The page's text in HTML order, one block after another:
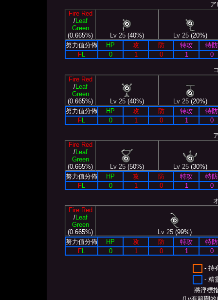
Fire Red
/Leaf
Green
(0.665%)
Lv 25 (40%) Lv 25 (20%)
努力值分佈
HP 攻 防 特攻
特防
FL 0 1 0 1 0
Fire Red
/Leaf
Green
(0.665%)
Lv 25 (40%) Lv 25 (20%)
努力值分佈
HP 攻 防 特攻
特防
FL 0 1 0 1 0
Fire Red
/Leaf
Green
(0.665%)
Lv 25 (50%) Lv 25 (30%)
努力值分佈
HP 攻 防 特攻
特防
F
0 1 0 1 0
Fire Red
/Leaf
Green
(0.665%)
Lv 25(99%)
努力值分佈
HP 攻 防 特攻
特防
FL 0 1 0 1 0
- 持
- 精
將浮標